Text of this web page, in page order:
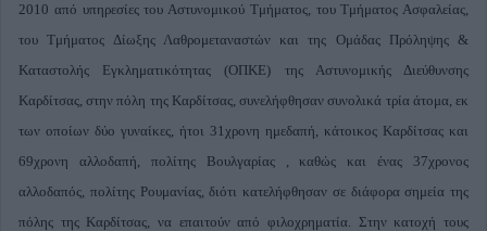
2010 από υπηρεσίες του Αστυνομικού Τμήματος, του Τμήματος Ασφαλείας,
του Τμήματος Δίωξης Λαθρομεταναστών και της Ομάδας Πρόληψης &
Καταστολής Εγκληματικότητας (ΟΠΚΕ) της Αστυνομικής Διεύθυνσης
Καρδίτσας, στην πόλη της Καρδίτσας, συνελήφθησαν συνολικά τρία άτομα, εκ
των οποίων δύο γυναίκες, ήτοι 31χρονη ημεδαπή, κάτοικος Καρδίτσας και
69χρονη αλλοδαπή, πολίτης Βουλγαρίας , καθώς και ένας 37χρονος
αλλοδαπός, πολίτης Ρουμανίας, διότι κατελήφθησαν σε διάφορα σημεία της
πόλης της Καρδίτσας, να επαιτούν από φιλοχρηματία. Στην κατοχή τους